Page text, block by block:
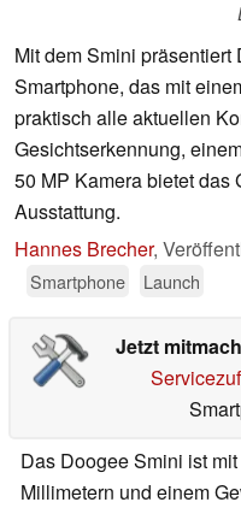
Mit dem Smini
Smartphone, das mit
praktisch alle aktuellen
Gesichtserkennung,
50 MP Kamera bietet das
Ausstattung.
Hannes Brecher,
Smartphone Launch
Jetzt
Das Doogee Smini ist
Millimetern und einem